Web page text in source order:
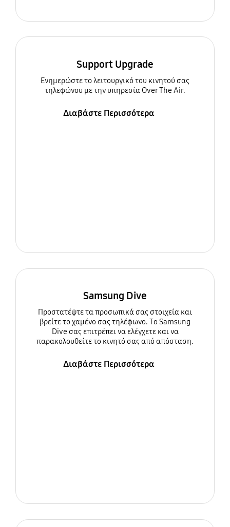
Support Upgrade
Ενημερώστε τo λειτουργικό του κινητού σας
τηλεφώνου με την υπηρεσία Over The Air.
Διαβάστε Περισσότερα
Samsung Dive
Προστατέψτε τα προσωπικά σας στοιχεία και
βρείτε το χαμένο σας τηλέφωνο. Το Samsung
Dive σας επιτρέπει να ελέγχετε και να
παρακολουθείτε το κινητό σας από απόσταση.
Διαβάστε Περισσότερα